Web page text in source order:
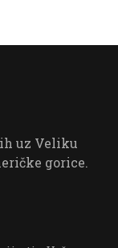
uz Veliku
gorice.